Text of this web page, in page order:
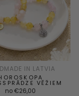
IN LATVIA
VĒŽIEM
no €26,00